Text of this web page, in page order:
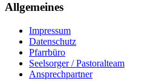
Allgemeines
Impressum
Datenschutz
Pfarrbüro
Seelsorger / Pastoralteam
Ansprechpartner